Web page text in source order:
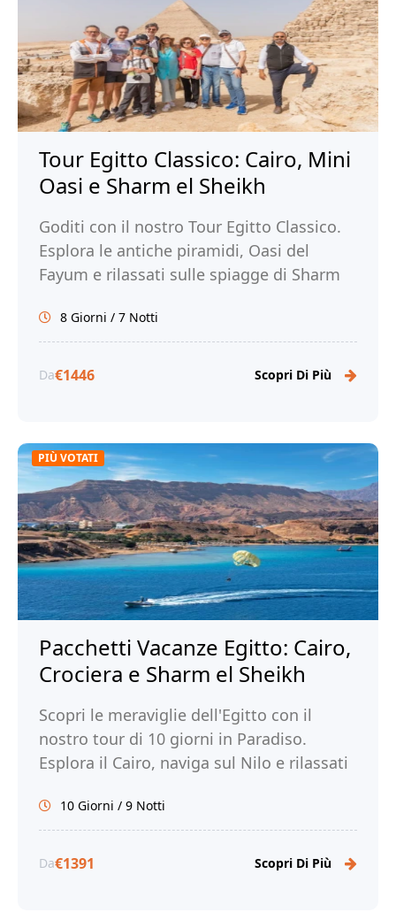
Tour Egitto Classico: Cairo, Mini
Oasi e Sharm el Sheikh
Goditi con il nostro Tour Egitto Classico.
Esplora le antiche piramidi, Oasi del
Fayum e rilassati sulle spiagge di Sharm
8 Giorni / 7 Notti
Da€1446 Scopri Di Più
PIÙ VOTATI
Pacchetti Vacanze Egitto: Cairo,
Crociera e Sharm el Sheikh
Scopri le meraviglie dell'Egitto con il
nostro tour di 10 giorni in Paradiso.
Esplora il Cairo, naviga sul Nilo e rilassati
Prenota ora per un'avventura
10 Giorni / 9 Notti
Da€1391 Scopri Di Più